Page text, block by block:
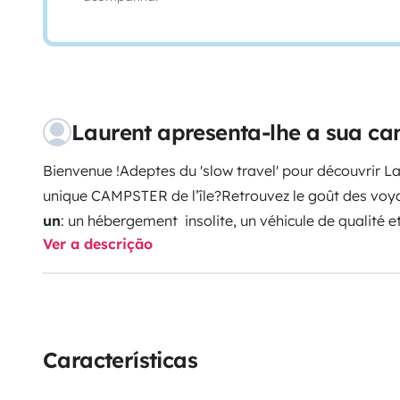
Laurent apresenta-lhe a sua
Bienvenue !Adeptes du 'slow travel' pour découvrir
unique CAMPSTER de l’île?Retrouvez le goût des
un: un hébergement insolite, un véhicule de qualité
panorama incroyable! Compact et confortable, le
le désirez.. Mer, montagne, cirques ou volcan.. a
casseroles..) - un réchaud gaz portable + recharges
Ver a descrição
Características